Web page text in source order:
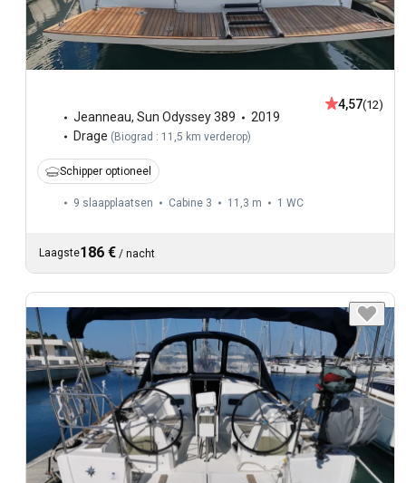
Jeanneau, Sun Odyssey 389
2019
Drage ( Biograd : 11,5 km verderop)
4,57(12)
Schipper optioneel
9 slaapplaatsen Cabine 3 11,3 m 1 WC
Laagste186 € / nacht